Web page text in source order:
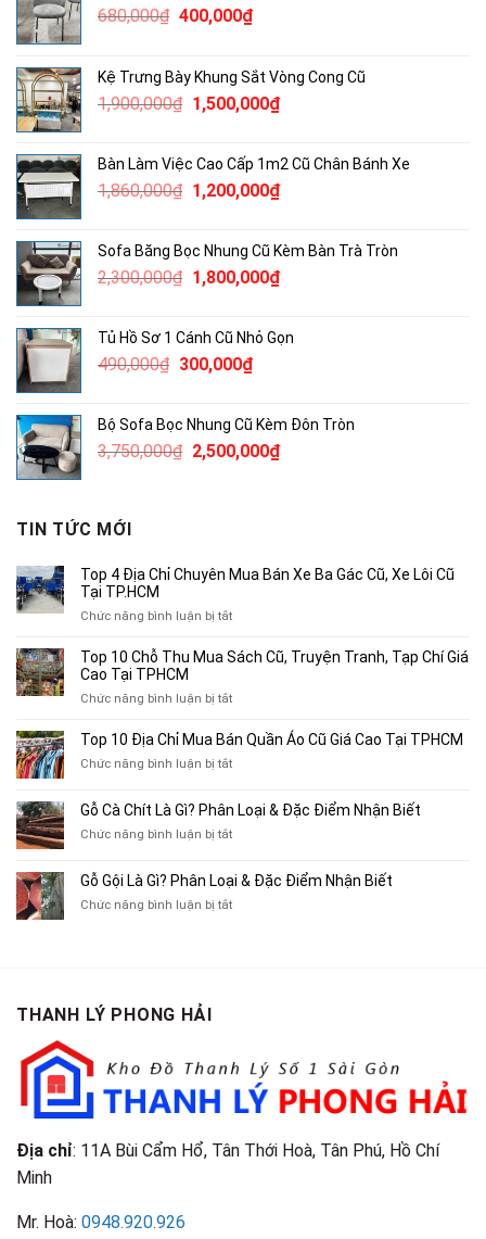
680,000₫ Giá
680,000₫.
400,000₫Giá
là:
400,000₫.
Kệ Trưng Bày Khung Sắt Vòng Cong Cũ
1,900,000₫ Giá
1,900,000₫.
1,500,000₫Giá
là:
1,500,000₫.
Bàn Làm Việc Cao Cấp 1m2 Cũ Chân Bánh Xe
1,860,000₫ Giá
1,860,000₫.
1,200,000₫Giá
là:
1,200,000₫.
Sofa Băng Bọc Nhung Cũ Kèm Bàn Trà Tròn
2,300,000₫ Giá
2,300,000₫.
1,800,000₫Giá
là:
Tủ Hồ Sơ 1 Cánh Cũ Nhỏ Gọn
490,000₫ Giá
490,000₫.
300,000₫Giá
là:
300,000₫.
Bộ Sofa Bọc Nhung Cũ Kèm Đôn Tròn
3,750,000₫ Giá
2,500,000₫Giá
TIN TỨC MỚI
Top 4 Địa Chỉ Chuyên Mua Bán Xe Ba Gác Cũ, Xe Lôi Cũ
Tại TP.HCM
Chức năng bình luận bị tắtở
4
Chuyên
Bán
Xe
Cũ,
Xe
Cũ
TP.HCM
Top 10 Chỗ Thu Mua Sách Cũ, Truyện Tranh, Tạp Chí Giá
Cao Tại TPHCM
Chức năng bình luận bị tắtở
10
Thu
Sách
Tạp
Chí
Top 10 Địa Chỉ Mua Bán Quần Áo Cũ Giá Cao Tại TPHCM
Chức năng bình luận bị tắtở
Địa
Chỉ
Bán
Áo
Gỗ Cà Chít Là Gì? Phân Loại & Đặc Điểm Nhận Biết
Chức năng bình luận bị tắtở
Chít
Là
Gỗ Gội Là Gì? Phân Loại & Đặc Điểm Nhận Biết
Chức năng bình luận bị tắtở
Điểm
Nhận
Biết
THANH LÝ PHONG HẢI
Địa chỉ: 11A Bùi Cẩm Hổ, Tân Thới Hoà, Tân Phú, Hồ Chí
Minh
Mr. Hoà: 0948.920.926